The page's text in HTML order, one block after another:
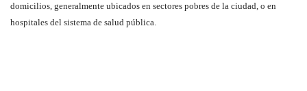
domicilios, generalmente ubicados en sectores pobres de la ciudad, o en
hospitales del sistema de salud pública.